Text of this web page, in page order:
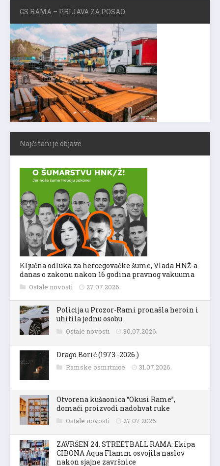
GS RAMA – PRIJAVA ZA POSAO
Najčitanije objave
Ključna odluka za hercegovačke šume, Vlada HNŽ-a
danas o zakonu nakon 16 godina pravnog vakuuma
Ostale novosti 27.07.2026.
Policija u Prozor-Rami pronašla heroin i
uhitila jednu osobu
Ostale novosti 30.07.2026.
Drago Borić (1973.-2026.)
Ramske osmrtnice 31.07.2026.
Otvorena kušaonica “Okusi Rame”,
domaći proizvodi nadohvat ruke
Ostale novosti 27.07.2026.
ZAVRŠEN 24. STREETBALL RAMA: Ekipa
CIBONA Aqua Flamm osvojila naslov
nakon sjajne završnice